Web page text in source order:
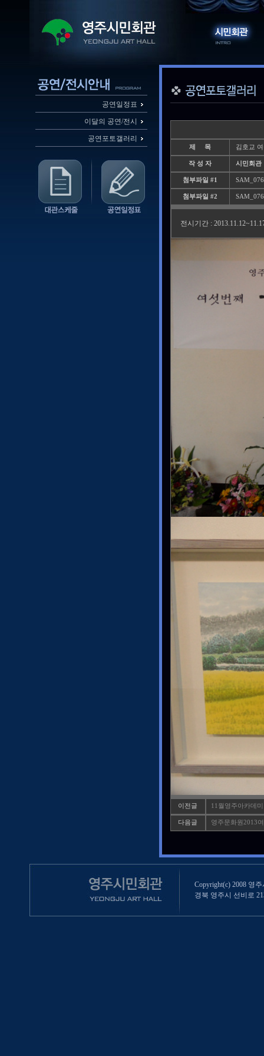
공연일정표
이달의 공연/전시
공연포토갤러리
제 목 김호교
작 성 자 시민회관
첨부파일 #1
첨부파일 #2
전시기간 :
이전글 11월영주아카데미
다음글 영주문화원2013
Copyright(c) 2008 영
경북 영주시 선비로